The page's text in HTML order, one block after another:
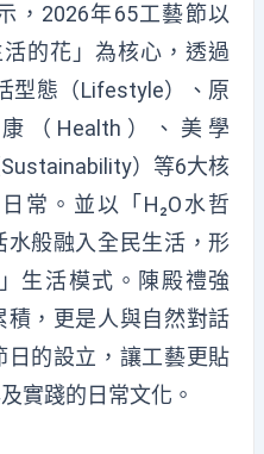
，2026年65工藝節以
活的花」為核心，透過
型態（Lifestyle）、原
（Health）、美學
）等6大核
常。並以「H₂O水哲
般融入全民生活，形
生活模式。陳殿禮強
，更是人與自然對話
的設立，讓工藝更貼
實踐的日常文化。